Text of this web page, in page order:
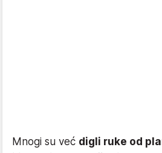
Mnogi su već digli ruke od